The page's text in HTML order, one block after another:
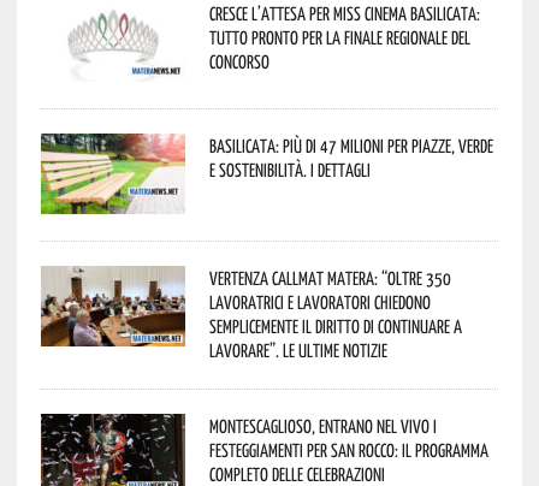
Cresce l’attesa per Miss Cinema Basilicata:
tutto pronto per la finale regionale del
concorso
Basilicata: più di 47 milioni per piazze, verde
e sostenibilità. I dettagli
Vertenza CallMat Matera: “Oltre 350
lavoratrici e lavoratori chiedono
semplicemente il diritto di continuare a
lavorare”. Le ultime notizie
Montescaglioso, entrano nel vivo i
festeggiamenti per San Rocco: il programma
completo delle celebrazioni